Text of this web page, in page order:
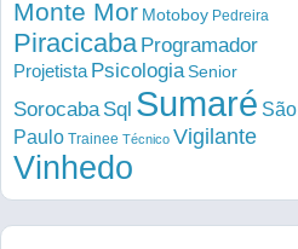
Monte Mor Motoboy Pedreira
Piracicaba Programador
Projetista PsicologiaSenior
Sorocaba Sql Sumaré São
Paulo Trainee Técnico Vigilante
Vinhedo